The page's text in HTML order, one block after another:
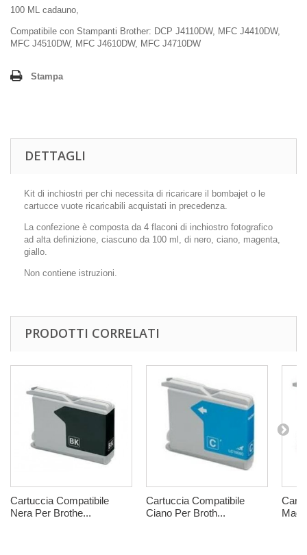
100 ML cadauno,
Compatibile con Stampanti Brother: DCP J4110DW, MFC J4410DW,
MFC J4510DW, MFC J4610DW, MFC J4710DW
Stampa
DETTAGLI
Kit di inchiostri per chi necessita di ricaricare il bombajet o le
cartucce vuote ricaricabili acquistati in precedenza.
La confezione è composta da 4 flaconi di inchiostro fotografico
ad alta definizione, ciascuno da 100 ml, di nero, ciano, magenta,
giallo.
Non contiene istruzioni.
PRODOTTI CORRELATI
Cartuccia Compatibile
Nera Per Brothe...
Cartuccia Compatibile
Ciano Per Broth...